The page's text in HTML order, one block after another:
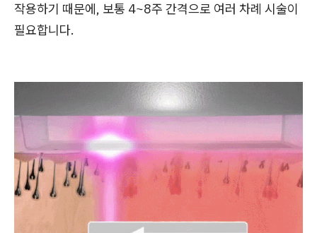
작용하기 때문에, 보통 4~8주 간격으로 여러 차례 시술이
필요합니다.